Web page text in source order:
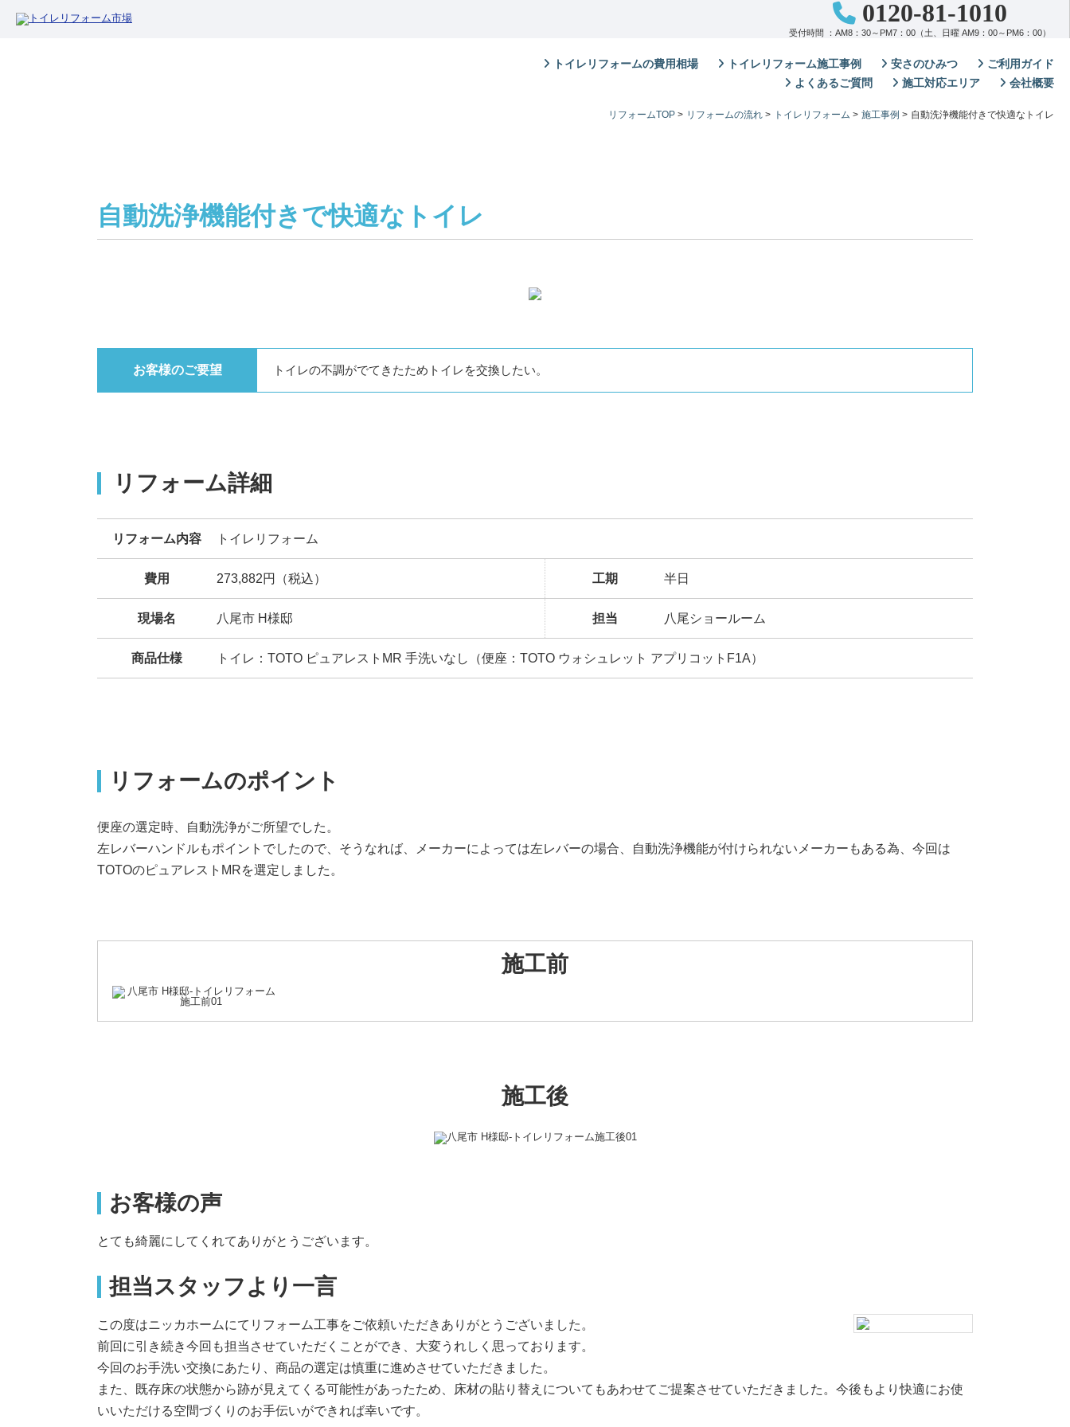
0120-81-1010
受付時間 ：AM8：30～PM7：00（土、日曜 AM9：00～PM6：00）
トイレリフォームの費用相場 トイレリフォーム施工事例 安さのひみつ
ご利用ガイド
よくあるご質問
施工対応エリア 会社概要
リフォームTOP > リフォームの流れ > トイレリフォーム > 施工事例 > 自動洗浄機能付きで快適なトイレ
自動洗浄機能付きで快適なトイレ
お客様のご要望 トイレの不調がでてきたためトイレを交換したい。
リフォーム詳細
リフォーム内容 トイレリフォーム
費用 273,882円（税込） 工期 半日
現場名 八尾市 H様邸 担当 八尾ショールーム
商品仕様 トイレ：TOTO ピュアレストMR 手洗いなし（便座：TOTO ウォシュレット アプリコットF1A）
リフォームのポイント
便座の選定時、自動洗浄がご所望でした。
左レバーハンドルもポイントでしたので、そうなれば、メーカーによっては左レバーの場合、自動洗浄機能が付けられないメーカーもある為、今回は
TOTOのピュアレストMRを選定しました。
施工前
施工後
お客様の声
とても綺麗にしてくれてありがとうございます。
担当スタッフより一言
この度はニッカホームにてリフォーム工事をご依頼いただきありがとうございました。
前回に引き続き今回も担当させていただくことができ、大変うれしく思っております。
今回のお手洗い交換にあたり、商品の選定は慎重に進めさせていただきました。
また、既存床の状態から跡が見えてくる可能性があったため、床材の貼り替えについてもあわせてご提案させていただきました。今後もより快適にお使
いいただける空間づくりのお手伝いができれば幸いです。